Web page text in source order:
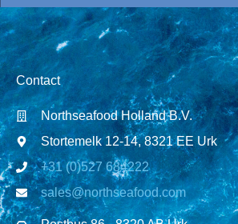
Contact
Northseafood Holland B.V.
Stortemelk 12-14, 8321 EE Urk
+31 (0)527 684222
sales@northseafood.com